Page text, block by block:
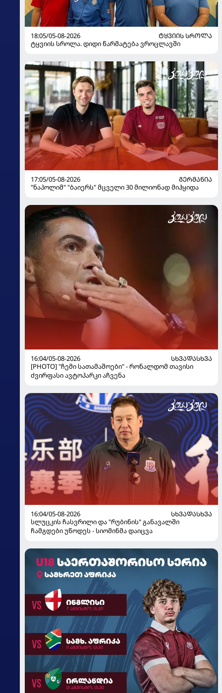
18:05/05-08-2026
ᲢᲧᲕᲘᲘᲡ ᲡᲠᲝᲚᲐ
ტყვიის სროლა. დიდი წარმატება ვროცლავში
17:05/05-08-2026
ᲒᲔᲠᲛᲐᲜᲘᲐ
"ნაპოლიმ" "ბაიერს" მცველი 30 მილიონად მიჰყიდა
16:04/05-08-2026
ᲡᲮᲕᲐᲓᲐᲡᲮᲕᲐ
[PHOTO] "ჩემი სათამაშოები" - რონალდომ თავისი
ძვირფასი ავტოპარკი აჩვენა
16:04/05-08-2026
ᲡᲮᲕᲐᲓᲐᲡᲮᲕᲐ
სლუცკის ჩასვრილი და "რუბინის" განავალში
ჩამგდები უწოდეს - სიომინმა დაიცვა